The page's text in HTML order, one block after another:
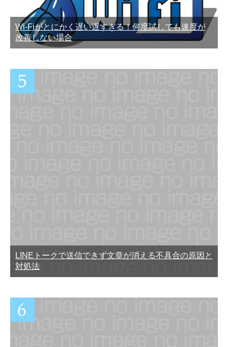
Wi-Fiがとにかく遅い遅すぎる！何度試しても速度が
改善しない場合
LINEトークで送信できず文章が消える不具合の原因と
対処法